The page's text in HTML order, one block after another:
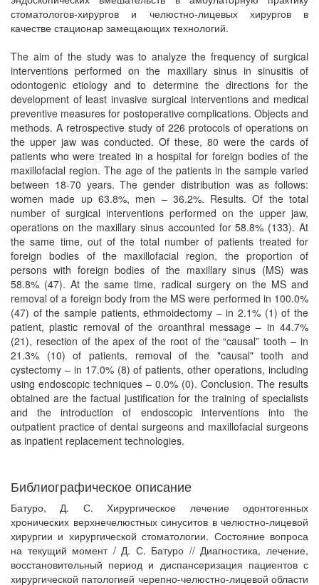
стоматологов-хирургов и челюстно-лицевых хирургов в
качестве стационар замещающих технологий.
The aim of the study was to analyze the frequency of surgical
interventions performed on the maxillary sinus in sinusitis of
odontogenic etiology and to determine the directions for the
development of least invasive surgical interventions and medical
preventive measures for postoperative complications. Objects and
methods. A retrospective study of 226 protocols of operations on
the upper jaw was conducted. Of these, 80 were the cards of
patients who were treated in a hospital for foreign bodies of the
maxillofacial region. The age of the patients in the sample varied
between 18-70 years. The gender distribution was as follows:
women made up 63.8%, men – 36.2%. Results. Of the total
number of surgical interventions performed on the upper jaw,
operations on the maxillary sinus accounted for 58.8% (133). At
the same time, out of the total number of patients treated for
foreign bodies of the maxillofacial region, the proportion of
persons with foreign bodies of the maxillary sinus (MS) was
58.8% (47). At the same time, radical surgery on the MS and
removal of a foreign body from the MS were performed in 100.0%
(47) of the sample patients, ethmoidectomy – in 2.1% (1) of the
patient, plastic removal of the oroanthral message – in 44.7%
(21), resection of the apex of the root of the “causal” tooth – in
21.3% (10) of patients, removal of the "causal" tooth and
cystectomy – in 17.0% (8) of patients, other operations, including
using endoscopic techniques – 0.0% (0). Conclusion. The results
obtained are the factual justification for the training of specialists
and the introduction of endoscopic interventions into the
outpatient practice of dental surgeons and maxillofacial surgeons
as inpatient replacement technologies.
Библиографическое описание
Батуро, Д. С. Хирургическое лечение одонтогенных
хронических верхнечелюстных синуситов в челюстно-лицевой
хирургии и хирургической стоматологии. Состояние вопроса
на текущий момент / Д. С. Батуро // Диагностика, лечение,
восстановительный период и диспансеризация пациентов с
хирургической патологией черепно-челюстно-лицевой области